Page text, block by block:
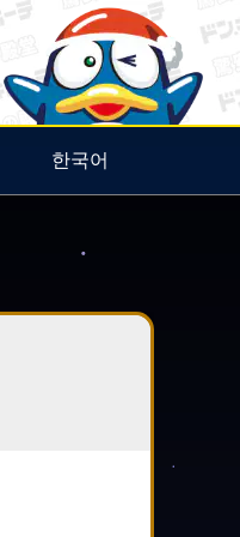
한국어